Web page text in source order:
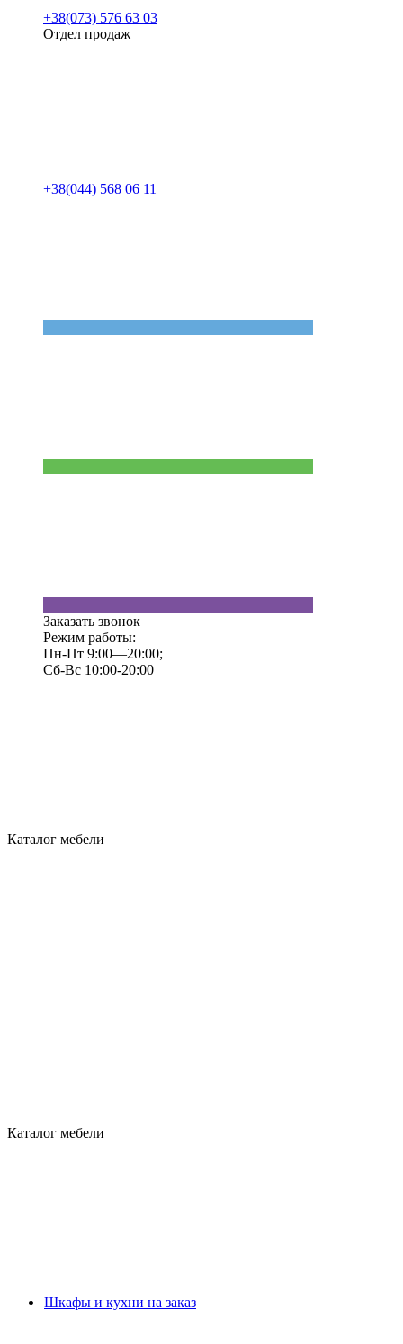
+38(073) 576 63 03
Отдел продаж
+38(044) 568 06 11
Заказать звонок
Режим работы:
Пн-Пт 9:00—20:00;
Сб-Вс 10:00-20:00
Каталог мебели
Каталог мебели
Шкафы и кухни на заказ